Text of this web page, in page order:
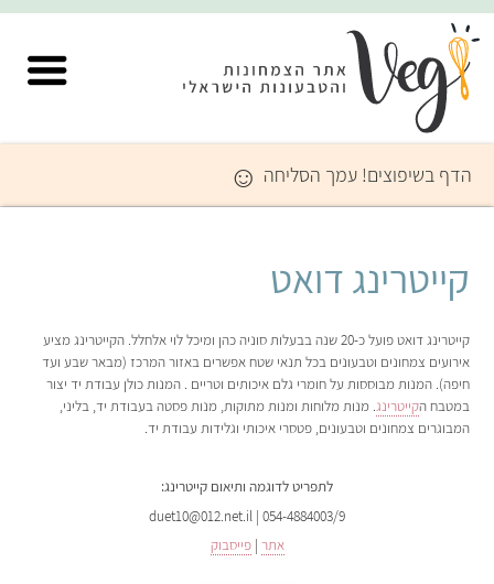
הדף בשיפוצים! עמך הסליחה ☺
קייטרינג דואט
קייטרינג דואט פועל כ-20 שנה בבעלות סוניה כהן ומיכל לוי אלחלל. הקייטרינג מציע
אירועים צמחונים וטבעונים בכל תנאי שטח אפשרים באזור המרכז (מבאר שבע ועד
חיפה). המנות מבוססות על חומרי גלם איכותים וטריים . המנות כולן עבודת יד יצור
במטבח הקייטרינג. מנות מלוחות ומנות מתוקות, מנות פסטה בעבודת יד, בליני,
המבוגרים צמחונים וטבעונים, פטסרי איכותי וגלידות עבודת יד.
לתפריט לדוגמה ותיאום קייטרינג:
duet10@012.net.il | 054-4884003/9
אתר |פייסבוק